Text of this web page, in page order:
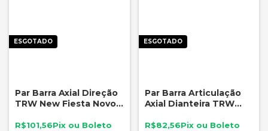
ESGOTADO
Par Barra Axial Direção
TRW New Fiesta Novo
JARB0124
R$101,56
ESGOTADO
Par Barra Articulação
Axial Dianteira TRW
Fiesta
R$82,56